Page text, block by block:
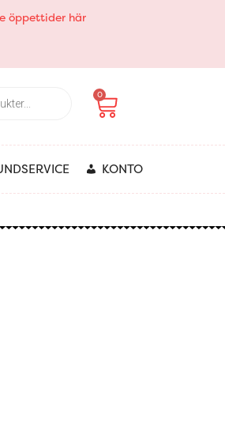
öppettider här
0
Varukorg
KONTO